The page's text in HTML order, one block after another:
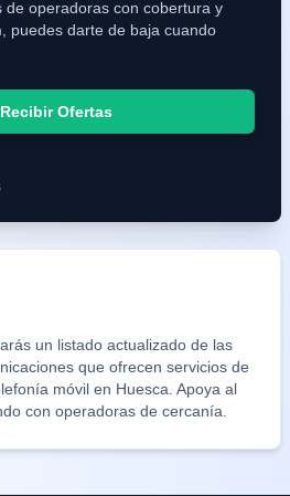
que la tecnología debe estar al
Por eso apostamos por la
contratos sin letra pequeña y un
cuando de verdad lo necesitas.
de operadoras con cobertura y
puedes darte de baja cuando
Recibir Ofertas
un listado actualizado de las
que ofrecen servicios de
móvil en Huesca . Apoya al
con operadoras de cercanía.